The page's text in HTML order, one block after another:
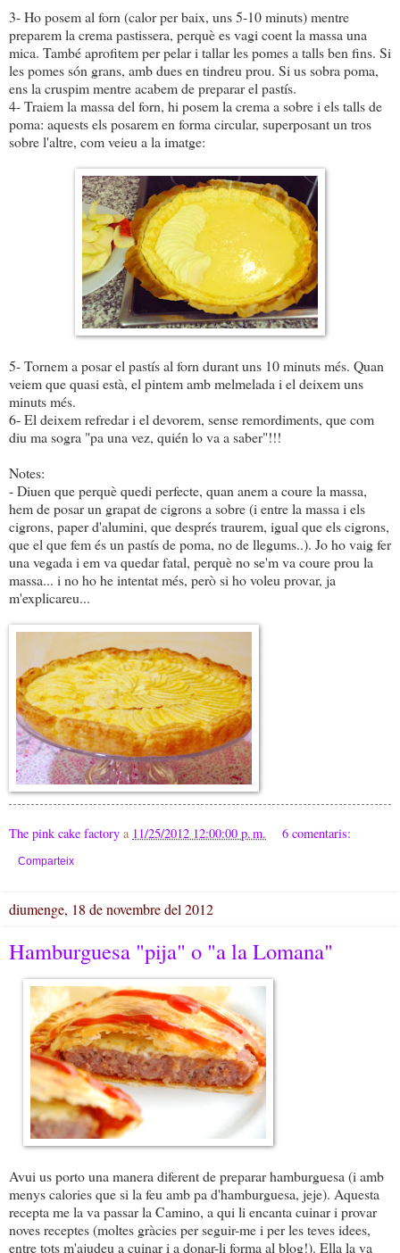
3- Ho posem al forn (calor per baix, uns 5-10 minuts) mentre
preparem la crema pastissera, perquè es vagi coent la massa una
mica. També aprofitem per pelar i tallar les pomes a talls ben fins. Si
les pomes són grans, amb dues en tindreu prou. Si us sobra poma,
ens la cruspim mentre acabem de preparar el pastís.
4- Traiem la massa del forn, hi posem la crema a sobre i els talls de
poma: aquests els posarem en forma circular, superposant un tros
sobre l'altre, com veieu a la imatge:
5- Tornem a posar el pastís al forn durant uns 10 minuts més. Quan
veiem que quasi està, el pintem amb melmelada i el deixem uns
minuts més.
6- El deixem refredar i el devorem, sense remordiments, que com
diu ma sogra "pa una vez, quién lo va a saber"!!!
Notes:
- Diuen que perquè quedi perfecte, quan anem a coure la massa,
hem de posar un grapat de cigrons a sobre (i entre la massa i els
cigrons, paper d'alumini, que després traurem, igual que els cigrons,
que el que fem és un pastís de poma, no de llegums..). Jo ho vaig fer
una vegada i em va quedar fatal, perquè no se'm va coure prou la
massa... i no ho he intentat més, però si ho voleu provar, ja
m'explicareu...
The pink cake factory a 11/25/2012 12:00:00 p. m. 6 comentaris:
Comparteix
diumenge, 18 de novembre del 2012
Hamburguesa "pija" o "a la Lomana"
Avui us porto una manera diferent de preparar hamburguesa (i amb
menys calories que si la feu amb pa d'hamburguesa, jeje). Aquesta
recepta me la va passar la Camino, a qui li encanta cuinar i provar
noves receptes (moltes gràcies per seguir-me i per les teves idees,
entre tots m'ajudeu a cuinar i a donar-li forma al blog!). Ella la va